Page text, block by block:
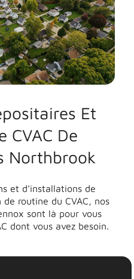
Et
CVAC De
Northbrook
et d’installations de
routine du CVAC, nos
sont là pour vous
dont vous avez besoin.